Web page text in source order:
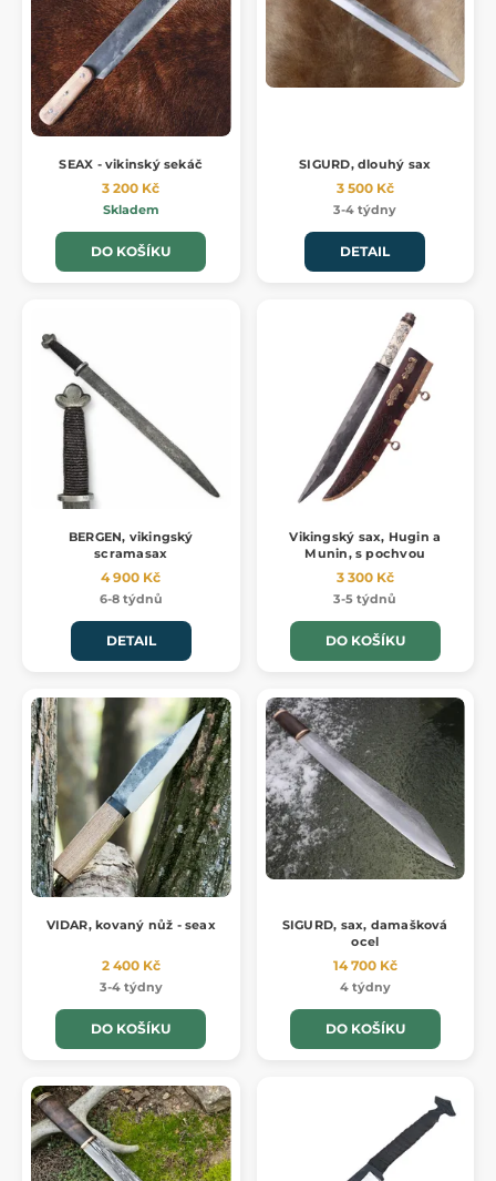
SEAX - vikinský sekáč
3 200 Kč
Skladem
DO KOŠÍKU
SIGURD, dlouhý sax
3 500 Kč
3-4 týdny
DETAIL
BERGEN, vikingský
scramasax
4 900 Kč
6-8 týdnů
DETAIL
Vikingský sax, Hugin a
Munin, s pochvou
3 300 Kč
3-5 týdnů
DO KOŠÍKU
VIDAR, kovaný nůž - seax
2 400 Kč
3-4 týdny
DO KOŠÍKU
SIGURD, sax, damašková
ocel
14 700 Kč
4 týdny
DO KOŠÍKU